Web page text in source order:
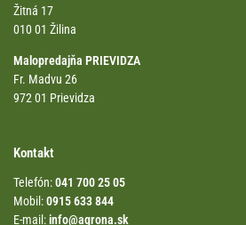
Žitná 17
010 01 Žilina
Malopredajňa PRIEVIDZA
Fr. Madvu 26
972 01 Prievidza
Kontakt
Telefón:041 700 25 05
Mobil:0915 633 844
E-mail:info@agrona.sk